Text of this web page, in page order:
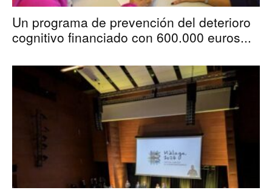
Un programa de prevención del deterioro
cognitivo financiado con 600.000 euros...